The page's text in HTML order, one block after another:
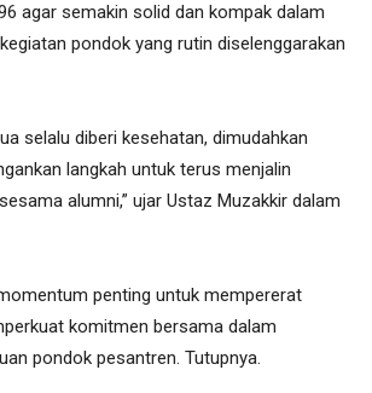
agar semakin solid dan kompak dalam
pondok yang rutin diselenggarakan
selalu diberi kesehatan, dimudahkan
langkah untuk terus menjalin
alumni,” ujar Ustaz Muzakkir dalam
penting untuk mempererat
komitmen bersama dalam
pondok pesantren. Tutupnya.